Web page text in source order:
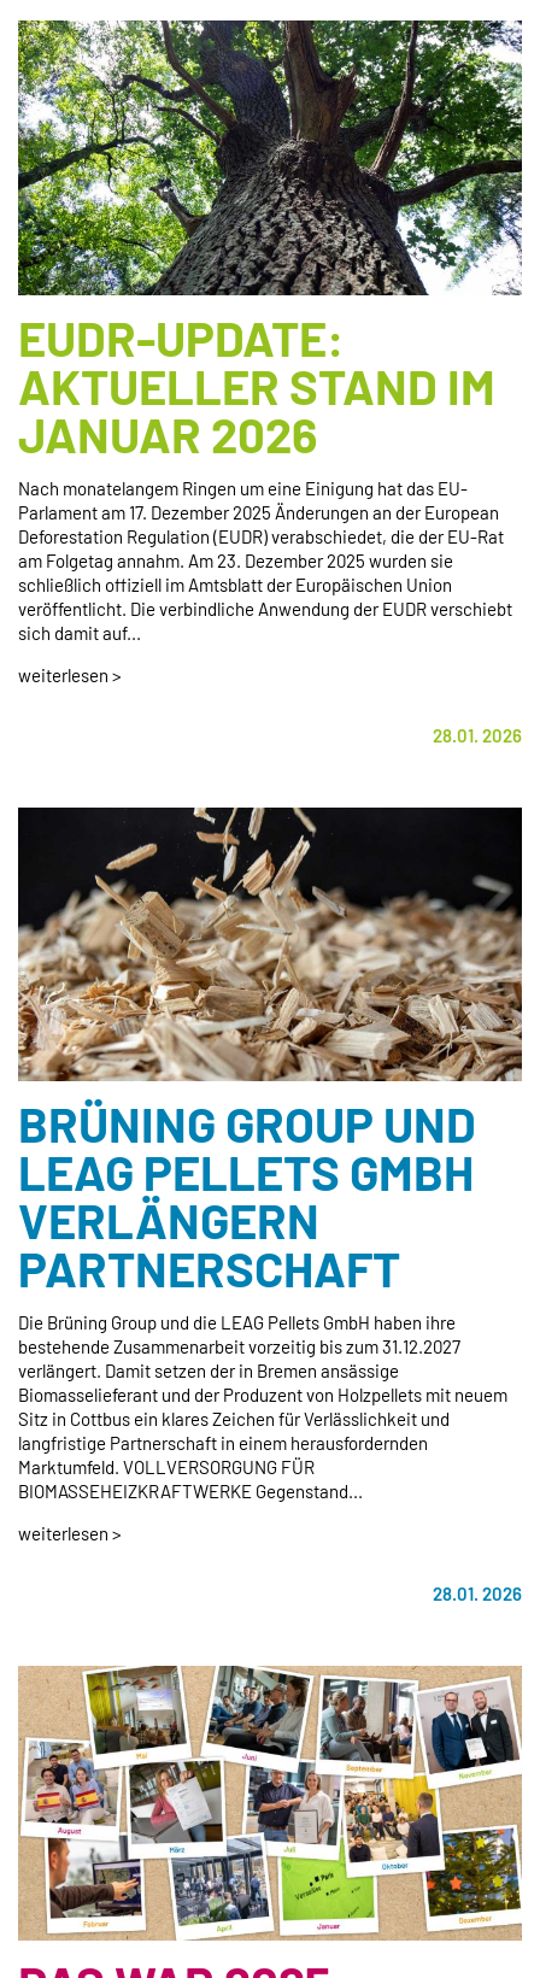
EUDR-UPDATE:
AKTUELLER STAND IM
JANUAR 2026
Nach monatelangem Ringen um eine Einigung hat das EU-
Parlament am 17. Dezember 2025 Änderungen an der European
Deforestation Regulation (EUDR) verabschiedet, die der EU-Rat
am Folgetag annahm. Am 23. Dezember 2025 wurden sie
schließlich offiziell im Amtsblatt der Europäischen Union
veröffentlicht. Die verbindliche Anwendung der EUDR verschiebt
sich damit auf...
weiterlesen >
28.01. 2026
BRÜNING GROUP UND
LEAG PELLETS GMBH
VERLÄNGERN
PARTNERSCHAFT
Die Brüning Group und die LEAG Pellets GmbH haben ihre
bestehende Zusammenarbeit vorzeitig bis zum 31.12.2027
verlängert. Damit setzen der in Bremen ansässige
Biomasselieferant und der Produzent von Holzpellets mit neuem
Sitz in Cottbus ein klares Zeichen für Verlässlichkeit und
langfristige Partnerschaft in einem herausfordernden
Marktumfeld. VOLLVERSORGUNG FÜR
BIOMASSEHEIZKRAFTWERKE Gegenstand...
weiterlesen >
28.01. 2026